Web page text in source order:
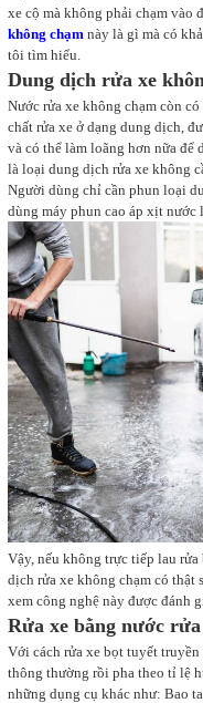
xe cộ mà không phải chạm vào
không chạm này là gì mà có
tôi tìm hiểu.
Dung dịch rửa xe
Nước rửa xe không chạm còn
chất rửa xe ở dạng dung dịch,
và có thể làm loãng hơn nữa
là loại dung dịch rửa xe không
Người dùng chỉ cần phun loại
dùng máy phun cao áp xịt nước
Vậy, nếu không trực tiếp lau
dịch rửa xe không chạm có thật
xem công nghệ này được đánh
Rửa xe bằng nước
Với cách rửa xe bọt tuyết
thông thường rồi pha theo tỉ lệ
những dụng cụ khác như: Bao